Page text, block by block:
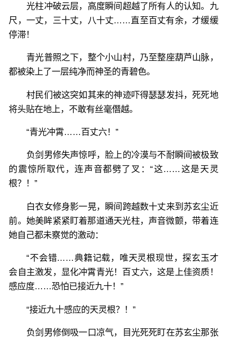
光柱冲破云层，高度瞬间超越了所有人的认知。九
尺，一丈，三十丈，八十丈……直至百丈有余，才缓缓
停滞！
青光普照之下，整个小山村，乃至整座葫芦山脉，
都被染上了一层纯净而神圣的青碧色。
村民们被这突如其来的神迹吓得瑟瑟发抖，死死地
将头贴在地上，不敢有丝毫僭越。
“青光冲霄……百丈六！”
负剑男修失声惊呼，脸上的冷漠与不耐瞬间被极致
的震惊所取代，连声音都劈了叉：“这……这是天灵
根？！”
白衣女修身影一晃，瞬间跨越数十丈来到苏玄尘近
前。她美眸紧紧盯着那道通天光柱，声音微颤，带着连
她自己都未察觉的激动：
“不会错……典籍记载，唯天灵根现世，探玄玉才
会自主激发，显化冲霄青光！百丈六，这是上佳资质！
感应度……恐怕已接近九十！”
“接近九十感应的天灵根？！”
负剑男修倒吸一口凉气，目光死死盯在苏玄尘那张